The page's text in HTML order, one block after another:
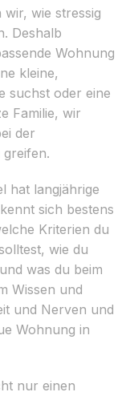
wie stressig
Deshalb
Wohnung
kleine,
suchst oder eine
Familie, wir
der
hat langjährige
sich bestens
Kriterien du
wie du
was du beim
Wissen und
und Nerven und
Wohnung in
nur einen